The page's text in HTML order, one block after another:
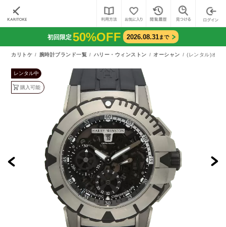
初回限定50%OFF 2026.08.31まで
カリトケ 腕時計ブランド一覧 ハリー・ウィンストン オーシャン (レンタル)オー
レンタル中
購入可能